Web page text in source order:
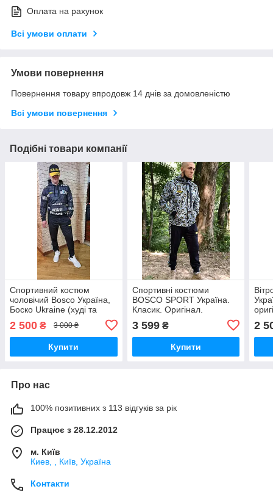
Оплата на рахунок
Всі умови оплати
Умови повернення
Повернення товару впродовж 14 днів за домовленістю
Всі умови повернення
Подібні товари компанії
Спортивний костюм
чоловічий Bosco Україна,
Боско Ukraine (худі та
спортивні штани) Класік L
2 500 ₴ 3 000 ₴
Купити
Спортивні костюми
BOSCO SPORT Україна.
Класик. Оригінал.
3 599₴
Купити
2
Про нас
100% позитивних з 113 відгуків за рік
Працює з 28.12.2012
м. Київ
Киев, , Київ, Україна
Контакти